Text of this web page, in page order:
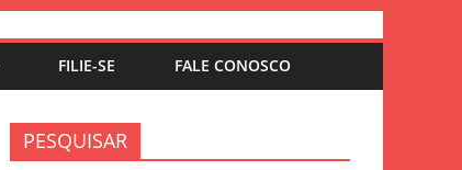
FILIE-SE FALE CONOSCO
PESQUISAR